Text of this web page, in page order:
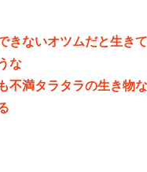
きないオツムだと生き
な
不満タラタラの生き物